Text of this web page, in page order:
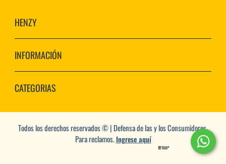
HENZY
INFORMACIÓN
CATEGORIAS
Todos los derechos reservados © | Defensa de las y los Consumidores.
Para reclamos.Ingrese aquí